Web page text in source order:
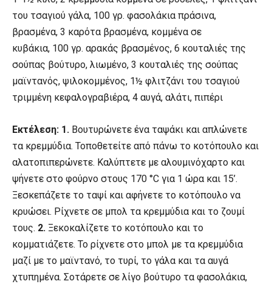
του τσαγιού γάλα, 100 γρ. φασολάκια πράσινα,
βρασμένα, 3 καρότα βρασμένα, κομμένα σε
κυβάκια, 100 γρ. αρακάς βρασμένος, 6 κουταλιές της
σούπας βούτυρο, λιωμένο, 3 κουταλιές της σούπας
μαϊντανός, ψιλοκομμένος, 1½ φλιτζάνι του τσαγιού
τριμμένη κεφαλογραβιέρα, 4 αυγά, αλάτι, πιπέρι
Εκτέλεση: 1. Βουτυρώνετε ένα ταψάκι και απλώνετε
τα κρεμμύδια. Τοποθετείτε από πάνω το κοτόπουλο και
αλατοπιπερώνετε. Καλύπτετε με αλουμινόχαρτο και
ψήνετε στο φούρνο στους 170 °C για 1 ώρα και 15’.
Ξεσκεπάζετε το ταψί και αφήνετε το κοτόπουλο να
κρυώσει. Ρίχνετε σε μπολ τα κρεμμύδια και το ζουμί
τους. 2. Ξεκοκαλίζετε το κοτόπουλο και το
κομματιάζετε. Το ρίχνετε στο μπολ με τα κρεμμύδια
μαζί με το μαϊντανό, το τυρί, το γάλα και τα αυγά
χτυπημένα. Σοτάρετε σε λίγο βούτυρο τα φασολάκια,